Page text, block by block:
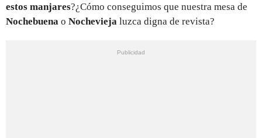
estos manjares?¿Cómo conseguimos que nuestra mesa de
Nochebuena o Nochevieja luzca digna de revista?